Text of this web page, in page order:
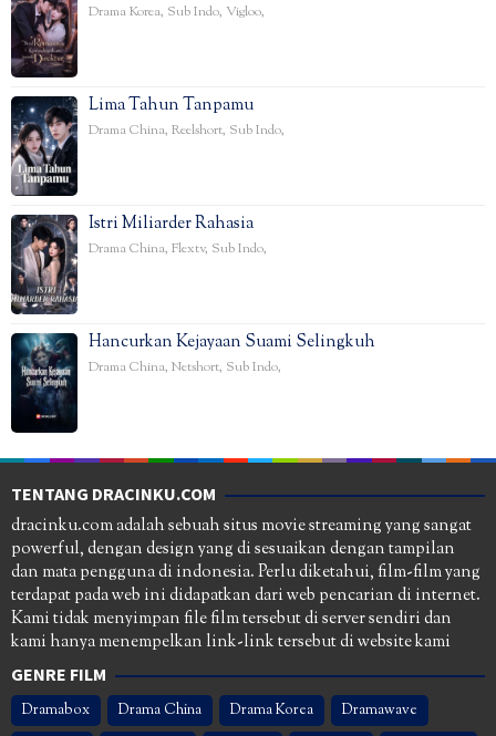
Drama Korea, Sub Indo, Vigloo,
Lima Tahun Tanpamu
Drama China, Reelshort, Sub Indo,
Istri Miliarder Rahasia
Drama China, Flextv, Sub Indo,
Hancurkan Kejayaan Suami Selingkuh
Drama China, Netshort, Sub Indo,
TENTANG DRACINKU.COM
dracinku.com adalah sebuah situs movie streaming yang sangat
powerful, dengan design yang di sesuaikan dengan tampilan
dan mata pengguna di indonesia. Perlu diketahui, film-film yang
terdapat pada web ini didapatkan dari web pencarian di internet.
Kami tidak menyimpan file film tersebut di server sendiri dan
kami hanya menempelkan link-link tersebut di website kami
GENRE FILM
Dramabox Drama China Drama Korea Dramawave